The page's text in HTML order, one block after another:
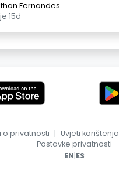
Fernandes
15d
o privatnosti | Uvjeti korištenja
Postavke privatnosti
EN|ES